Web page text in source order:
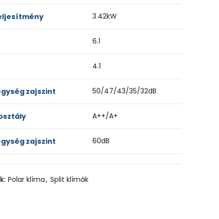
3.42kW
6.1
4.1
zajszint 50/47/43/35/32dB
A++/A+
zajszint 60dB
Polar klíma, Split klímák